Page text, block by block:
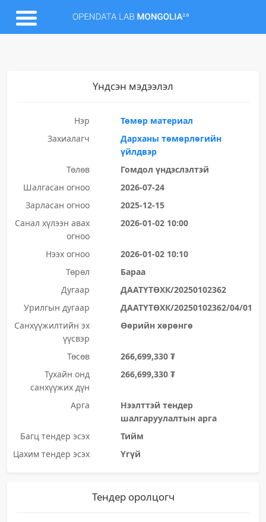
Үндсэн мэдээлэл
Нэр
Төмөр материал
Захиалагч
Дарханы төмөрлөгийн
үйлдвэр
Төлөв
Гомдол үндэслэлтэй
Шалгасан огноо
2026-07-24
Зарласан огноо
2025-12-15
Санал хүлээн авах
огноо
2026-01-02 10:00
Нээх огноо
2026-01-02 10:10
Төрөл
Бараа
Дугаар
ДААТҮТӨХК/20250102362
Урилгын дугаар
ДААТҮТӨХК/20250102362/04/01
Санхүүжилтийн эх
үүсвэр
Өөрийн хөрөнгө
Төсөв
266,699,330 ₮
Тухайн онд
санхүүжих дүн
266,699,330 ₮
Арга
Нээлттэй тендер
шалгаруулалтын арга
Багц тендер эсэх
Тийм
Цахим тендер эсэх
Үгүй
Тендер оролцогч